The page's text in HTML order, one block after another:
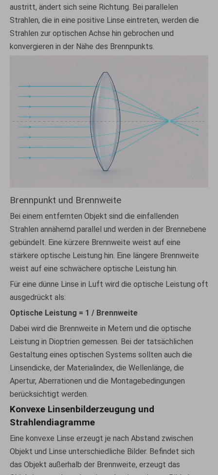
austritt, ändert sich seine Richtung. Bei parallelen
Strahlen, die in eine positive Linse eintreten, werden die
Strahlen zur optischen Achse hin gebrochen und
konvergieren in der Nähe des Brennpunkts.
Brennpunkt und Brennweite
Bei einem entfernten Objekt sind die einfallenden
Strahlen annähernd parallel und werden in der Brennebene
gebündelt. Eine kürzere Brennweite weist auf eine
stärkere optische Leistung hin. Eine längere Brennweite
weist auf eine schwächere optische Leistung hin.
Für eine dünne Linse in Luft wird die optische Leistung oft
ausgedrückt als:
Optische Leistung = 1 / Brennweite
Dabei wird die Brennweite in Metern und die optische
Leistung in Dioptrien gemessen. Bei der tatsächlichen
Gestaltung eines optischen Systems sollten auch die
Linsendicke, der Materialindex, die Wellenlänge, die
Apertur, Aberrationen und die Montagebedingungen
berücksichtigt werden.
Konvexe Linsenbilderzeugung und
Strahlendiagramme
Eine konvexe Linse erzeugt je nach Abstand zwischen
Objekt und Linse unterschiedliche Bilder. Befindet sich
das Objekt außerhalb der Brennweite, erzeugt das